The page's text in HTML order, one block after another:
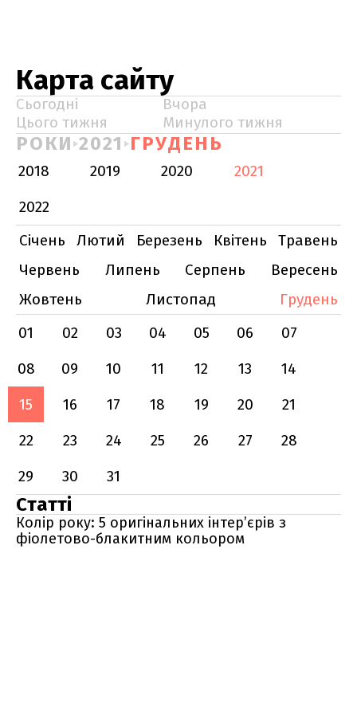
Карта сайту
Сьогодні
Вчора
Цього тижня
Минулого тижня
РОКИ 2021 ГРУДЕНЬ
2018 2019 2020
2021
2022
Січень
Лютий Березень Квітень
Травень
Червень
Липень Серпень
Вересень
Жовтень
Листопад
Грудень
01
02 03 04 05 06
07
08
09 10 11 12 13
14
15
16 17 18 19 20
21
22
23 24 25 26 27
28
29
30 31
Статті
Колір року: 5 оригінальних інтер’єрів з
фіолетово-блакитним кольором